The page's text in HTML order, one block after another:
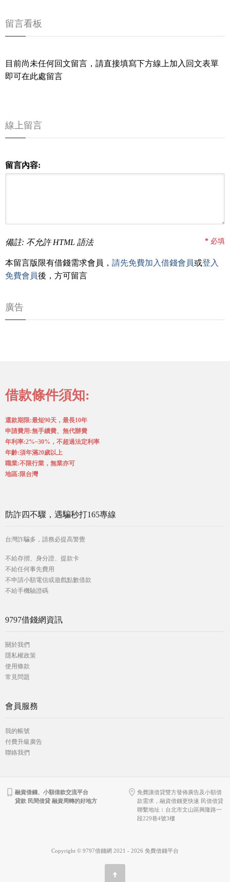
留言看板
目前尚未任何回文留言，請直接填寫下方線上加入回文表單
即可在此處留言
線上留言
留言內容:
備註: 不允許 HTML 語法 * 必填
本留言版限有借錢需求會員， 請先免費加入借錢會員或登入
免費會員後，方可留言
廣告
借款條件須知:
還款期限:最短90天，最長10年
申請費用:無手續費、無代辦費
年利率:2%~30%，不超過法定利率
年齡:須年滿20歲以上
職業:不限行業，無業亦可
地區:限台灣
防詐四不驟，遇騙秒打165專線
台灣詐騙多，請務必提高警覺
不給存摺、身分證、提款卡
不給任何事先費用
不申請小額電信或遊戲點數借款
不給手機驗證碼
9797借錢網資訊
關於我們
隱私權政策
使用條款
常見問題
會員服務
我的帳號
付費升級廣告
聯絡我們
融資借錢、小額借款交流平台
貸款 民間借貸 融資周轉的好地方
免費讓借貸雙方發佈廣告及小額借
款需求，融資借錢更快速 民借借貸
聯繫地址︰台北市文山區興隆路一
段229巷4號3樓
Copyright © 9797借錢網 2021 - 2026 免費借錢平台